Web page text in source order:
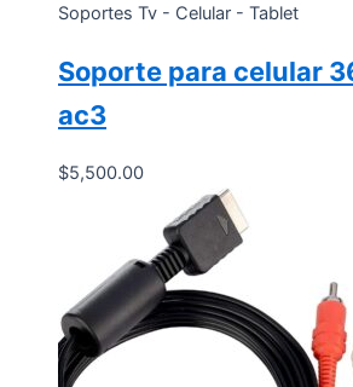
Soportes Tv - Celular - Tablet
Soporte para celular
ac3
$5,500.00